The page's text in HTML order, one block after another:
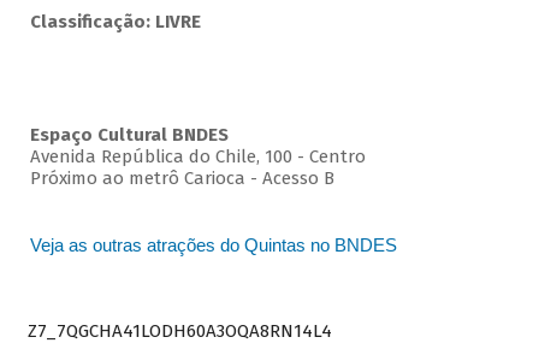
Classificação: LIVRE
Espaço Cultural BNDES
Avenida República do Chile, 100 - Centro
Próximo ao metrô Carioca - Acesso B
Veja as outras atrações do Quintas no BNDES
Z7_7QGCHA41LODH60A3OQA8RN14L4